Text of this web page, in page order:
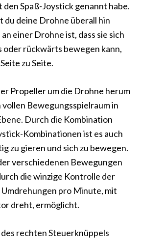
den Spaß-Joystick genannt habe.
du deine Drohne überall hin
einer Drohne ist, dass sie sich
rückwärts bewegen kann,
zu Seite.
Propeller um die Drohne herum
Bewegungsspielraum in
Durch die Kombination
Kombinationen ist es auch
zu gieren und sich zu bewegen.
verschiedenen Bewegungen
die winzige Kontrolle der
pro Minute, mit
dreht, ermöglicht.
rechten Steuerknüppels